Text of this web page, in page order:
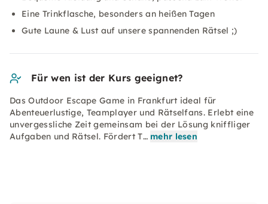
Eine Trinkflasche, besonders an heißen Tagen
Gute Laune & Lust auf unsere spannenden Rätsel ;)
Für wen ist der Kurs geeignet?
Das Outdoor Escape Game in Frankfurt ideal für
Abenteuerlustige, Teamplayer und Rätselfans. Erlebt eine
unvergessliche Zeit gemeinsam bei der Lösung kniffliger
Aufgaben und Rätsel. Fördert T… mehr lesen